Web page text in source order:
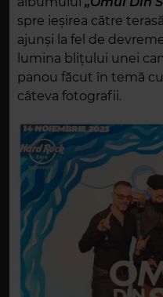
spre ieșirea către
ajunși la fel de
lumina blițului unei
panou făcut în temă
câteva fotografii.